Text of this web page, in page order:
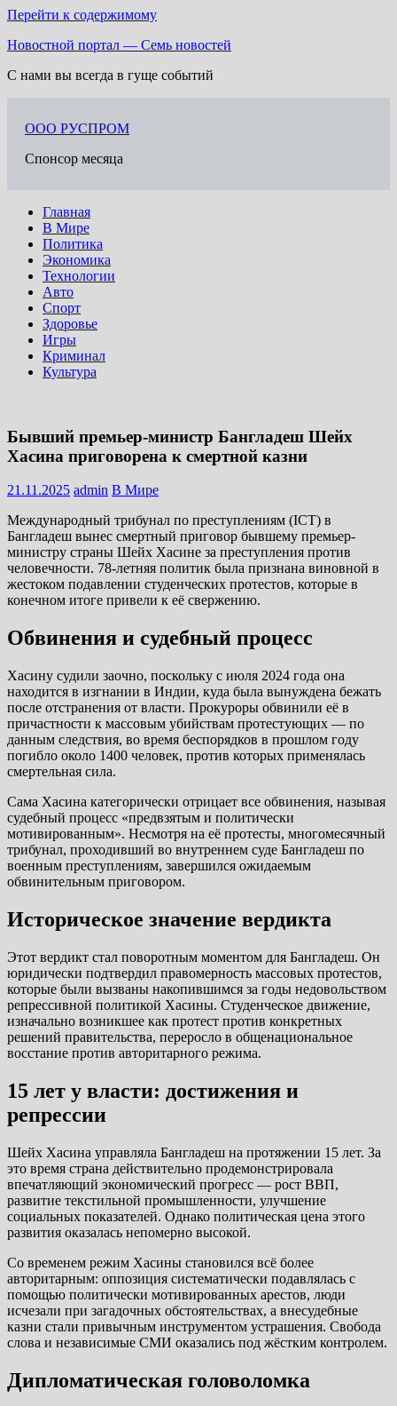
Перейти к содержимому
Новостной портал — Семь новостей
С нами вы всегда в гуще событий
ООО РУСПРОМ
Спонсор месяца
Главная
В Мире
Политика
Экономика
Технологии
Авто
Спорт
Здоровье
Игры
Криминал
Культура
Бывший премьер-министр Бангладеш Шейх
Хасина приговорена к смертной казни
21.11.2025 admin В Мире
Международный трибунал по преступлениям (ICT) в
Бангладеш вынес смертный приговор бывшему премьер-
министру страны Шейх Хасине за преступления против
человечности. 78-летняя политик была признана виновной в
жестоком подавлении студенческих протестов, которые в
конечном итоге привели к её свержению.
Обвинения и судебный процесс
Хасину судили заочно, поскольку с июля 2024 года она
находится в изгнании в Индии, куда была вынуждена бежать
после отстранения от власти. Прокуроры обвинили её в
причастности к массовым убийствам протестующих — по
данным следствия, во время беспорядков в прошлом году
погибло около 1400 человек, против которых применялась
смертельная сила.
Сама Хасина категорически отрицает все обвинения, называя
судебный процесс «предвзятым и политически
мотивированным». Несмотря на её протесты, многомесячный
трибунал, проходивший во внутреннем суде Бангладеш по
военным преступлениям, завершился ожидаемым
обвинительным приговором.
Историческое значение вердикта
Этот вердикт стал поворотным моментом для Бангладеш. Он
юридически подтвердил правомерность массовых протестов,
которые были вызваны накопившимся за годы недовольством
репрессивной политикой Хасины. Студенческое движение,
изначально возникшее как протест против конкретных
решений правительства, переросло в общенациональное
восстание против авторитарного режима.
15 лет у власти: достижения и
репрессии
Шейх Хасина управляла Бангладеш на протяжении 15 лет. За
это время страна действительно продемонстрировала
впечатляющий экономический прогресс — рост ВВП,
развитие текстильной промышленности, улучшение
социальных показателей. Однако политическая цена этого
развития оказалась непомерно высокой.
Со временем режим Хасины становился всё более
авторитарным: оппозиция систематически подавлялась с
помощью политически мотивированных арестов, люди
исчезали при загадочных обстоятельствах, а внесудебные
казни стали привычным инструментом устрашения. Свобода
слова и независимые СМИ оказались под жёстким контролем.
Дипломатическая головоломка